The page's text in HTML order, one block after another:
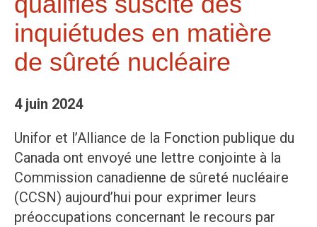
inquiétudes en matière
de sûreté nucléaire
4 juin 2024
Unifor et l’Alliance de la Fonction publique du
Canada ont envoyé une lettre conjointe à la
Commission canadienne de sûreté nucléaire
(CCSN) aujourd’hui pour exprimer leurs
préoccupations concernant le recours par